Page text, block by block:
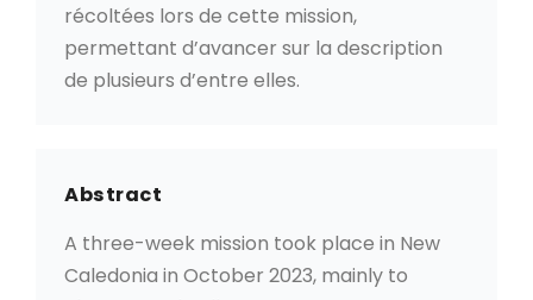
récoltées lors de cette mission,
permettant d’avancer sur la description
de plusieurs d’entre elles.
Abstract
A three-week mission took place in New
Caledonia in October 2023, mainly to